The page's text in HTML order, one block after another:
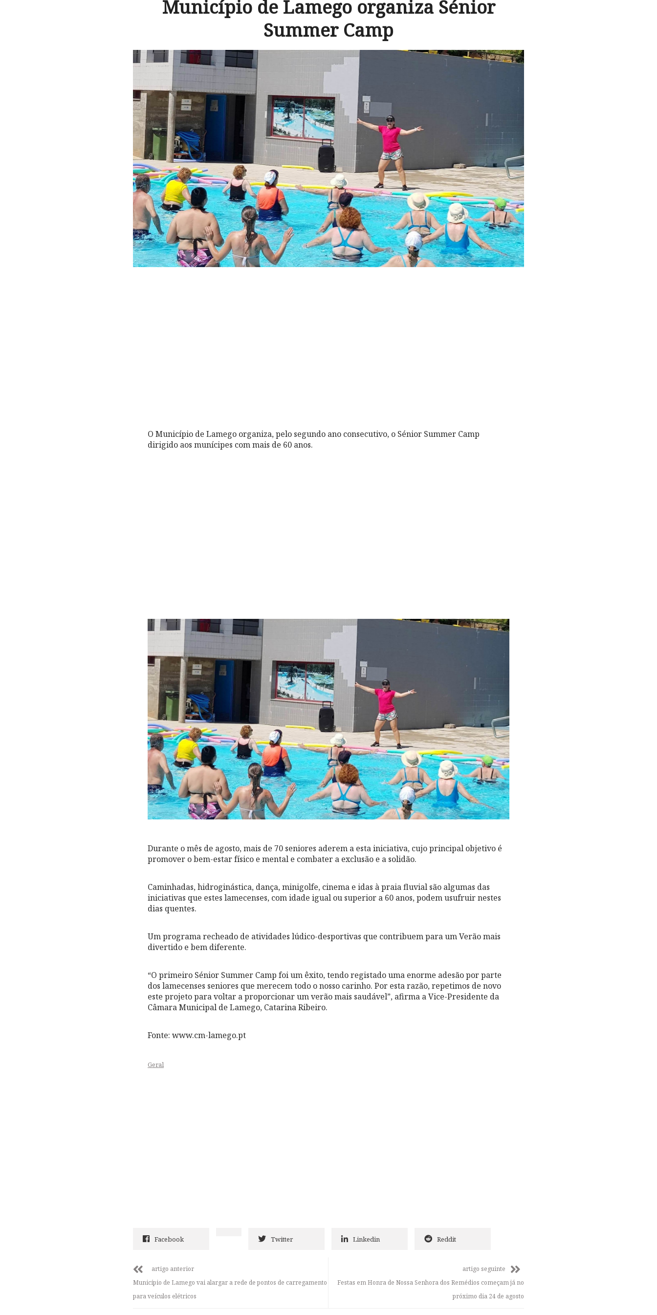
Município de Lamego organiza Sénior
Summer Camp
O Município de Lamego organiza, pelo segundo ano consecutivo, o Sénior Summer Camp
dirigido aos munícipes com mais de 60 anos.
Durante o mês de agosto, mais de 70 seniores aderem a esta iniciativa, cujo principal objetivo é
promover o bem-estar físico e mental e combater a exclusão e a solidão.
Caminhadas, hidroginástica, dança, minigolfe, cinema e idas à praia fluvial são algumas das
iniciativas que estes lamecenses, com idade igual ou superior a 60 anos, podem usufruir nestes
dias quentes.
Um programa recheado de atividades lúdico-desportivas que contribuem para um Verão mais
divertido e bem diferente.
“O primeiro Sénior Summer Camp foi um êxito, tendo registado uma enorme adesão por parte
dos lamecenses seniores que merecem todo o nosso carinho. Por esta razão, repetimos de novo
este projeto para voltar a proporcionar um verão mais saudável”, afirma a Vice-Presidente da
Câmara Municipal de Lamego, Catarina Ribeiro.
Fonte: www.cm-lamego.pt
Geral
Facebook Twitter Linkedin Reddit
artigo anterior
Município de Lamego vai alargar a rede de pontos de carregamento
para veículos elétricos
artigo seguinte
Festas em Honra de Nossa Senhora dos Remédios começam já no
próximo dia 24 de agosto